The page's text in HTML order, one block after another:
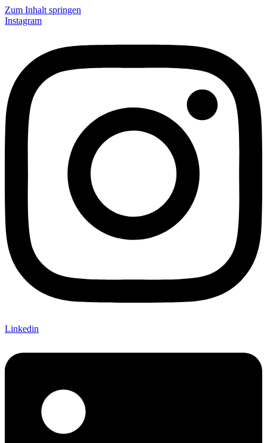
Zum Inhalt springen
Instagram
Linkedin